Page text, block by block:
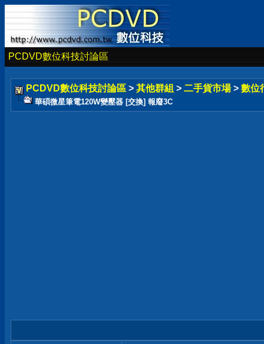
PCDVD數位科技討論區
PCDVD數位科技討論區 > 其他群組 > 二手貨市場 > 數位
華碩微星筆電120W變壓器 [交換] 報廢3C